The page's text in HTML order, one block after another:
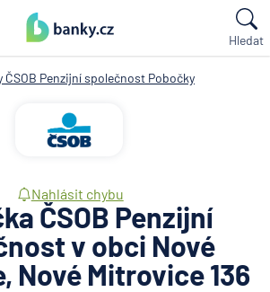
Hledat
ČSOB Penzijní společnost Pobočky
Nahlásit chybu
ČSOB Penzijní
v obci Nové
Nové Mitrovice 136